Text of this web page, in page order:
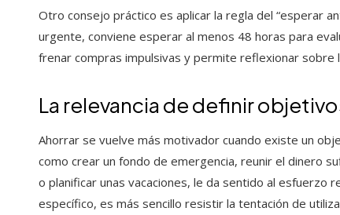
Otro consejo práctico es aplicar la regla del “esperar
urgente, conviene esperar al menos 48 horas para
frenar compras impulsivas y permite reflexionar sobre
La relevancia de definir
Ahorrar se vuelve más motivador cuando existe un
como crear un fondo de emergencia, reunir el dinero
o planificar unas vacaciones, le da sentido al esfuerzo
específico, es más sencillo resistir la tentación de